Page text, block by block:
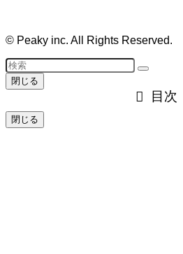
© Peaky inc. All Rights Reserved.
閉じる
目次
閉じる